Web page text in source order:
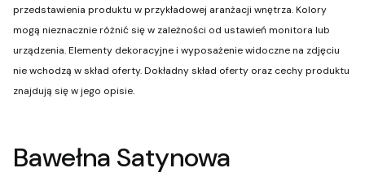
przedstawienia produktu w przykładowej aranżacji wnętrza. Kolory
mogą nieznacznie różnić się w zależności od ustawień monitora lub
urządzenia. Elementy dekoracyjne i wyposażenie widoczne na zdjęciu
nie wchodzą w skład oferty. Dokładny skład oferty oraz cechy produktu
znajdują się w jego opisie.
Bawełna Satynowa